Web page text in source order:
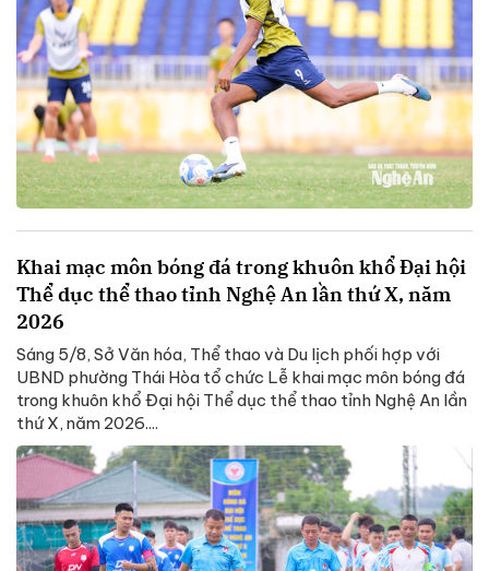
Khai mạc môn bóng đá trong khuôn khổ Đại hội
Thể dục thể thao tỉnh Nghệ An lần thứ X, năm
2026
Sáng 5/8, Sở Văn hóa, Thể thao và Du lịch phối hợp với
UBND phường Thái Hòa tổ chức Lễ khai mạc môn bóng đá
trong khuôn khổ Đại hội Thể dục thể thao tỉnh Nghệ An lần
thứ X, năm 2026....